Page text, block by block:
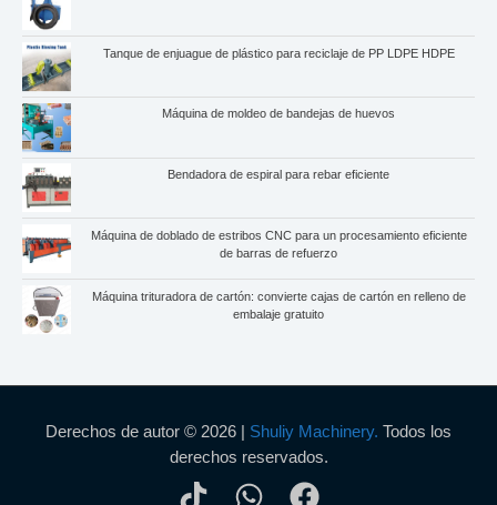
Tanque de enjuague de plástico para reciclaje de PP LDPE HDPE
Máquina de moldeo de bandejas de huevos
Bendadora de espiral para rebar eficiente
Máquina de doblado de estribos CNC para un procesamiento eficiente
de barras de refuerzo
Máquina trituradora de cartón: convierte cajas de cartón en relleno de
embalaje gratuito
Derechos de autor © 2026 | Shuliy Machinery. Todos los
derechos reservados.